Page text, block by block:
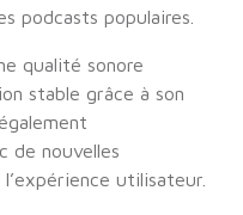
podcasts populaires.
qualité sonore
stable grâce à son
de nouvelles
utilisateur.